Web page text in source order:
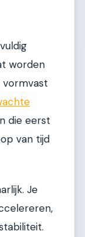
worden
vormvast
die eerst
van tijd
Je